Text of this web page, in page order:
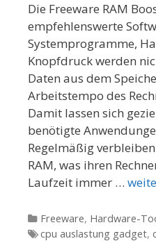
Die Freeware RAM
empfehlenswerte
Systemprogramme,
Knopfdruck werden
Daten aus dem
Arbeitstempo des
Damit lassen sich
benötigte
Regelmäßig
RAM, was ihren
Laufzeit immer …
Kategorien
Freeware, Hardware-
Tags
cpu auslastung gadget,